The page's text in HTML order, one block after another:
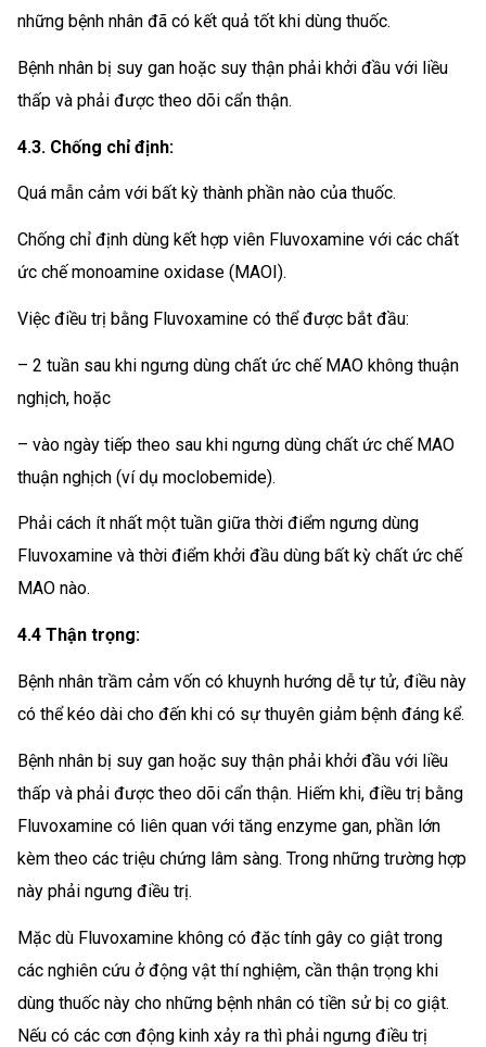
những bệnh nhân đã có kết quả tốt khi dùng thuốc.
Bệnh nhân bị suy gan hoặc suy thận phải khởi đầu với liều
thấp và phải được theo dõi cẩn thận.
4.3. Chống chỉ định:
Quá mẫn cảm với bất kỳ thành phần nào của thuốc.
Chống chỉ định dùng kết hợp viên Fluvoxamine với các chất
ức chế monoamine oxidase (MAOI).
Việc điều trị bằng Fluvoxamine có thể được bắt đầu:
– 2 tuần sau khi ngưng dùng chất ức chế MAO không thuận
nghịch, hoặc
– vào ngày tiếp theo sau khi ngưng dùng chất ức chế MAO
thuận nghịch (ví dụ moclobemide).
Phải cách ít nhất một tuần giữa thời điểm ngưng dùng
Fluvoxamine và thời điểm khởi đầu dùng bất kỳ chất ức chế
MAO nào.
4.4 Thận trọng:
Bệnh nhân trầm cảm vốn có khuynh hướng dễ tự tử, điều này
có thể kéo dài cho đến khi có sự thuyên giảm bệnh đáng kể.
Bệnh nhân bị suy gan hoặc suy thận phải khởi đầu với liều
thấp và phải được theo dõi cẩn thận. Hiếm khi, điều trị bằng
Fluvoxamine có liên quan với tăng enzyme gan, phần lớn
kèm theo các triệu chứng lâm sàng. Trong những trường hợp
này phải ngưng điều trị.
Mặc dù Fluvoxamine không có đặc tính gây co giật trong
các nghiên cứu ở động vật thí nghiệm, cần thận trọng khi
dùng thuốc này cho những bệnh nhân có tiền sử bị co giật.
Nếu có các cơn động kinh xảy ra thì phải ngưng điều trị